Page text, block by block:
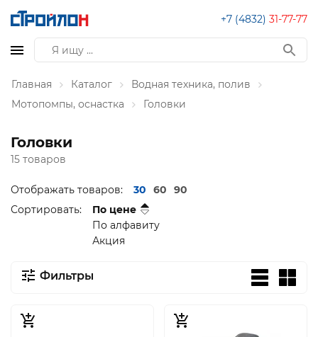
+7 (4832) 31-77-77
Главная Каталог
Водная техника, полив
Мотопомпы, оснастка
Головки
Головки
15 товаров
Отображать товаров: 30 60
90
Сортировать:
По цене
По алфавиту
Акция
Фильтры